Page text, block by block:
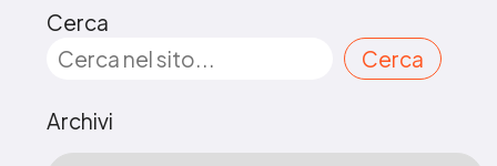
Cerca
Cerca
Archivi